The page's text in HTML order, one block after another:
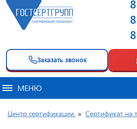
Заказать звонок
МЕНЮ
Центр сертификации » Сертификат на